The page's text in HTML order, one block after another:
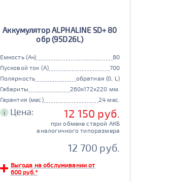
Аккумулятор ALPHALINE SD+ 80
обр (95D26L)
Емкость (Ач)
80
Пусковой ток (А)
700
Полярность
обратная (0, L)
Габариты
260x172x220 мм.
Гарантия (мес)
24 мес.
i Цена: 12 150 руб.
при обмене старой АКБ
аналогичного типоразмера
12 700 руб.
Выгода на обслуживании от
600 руб.*